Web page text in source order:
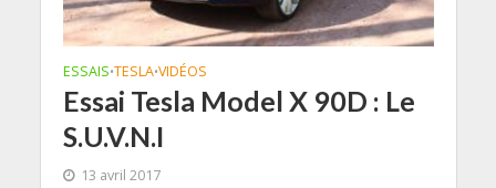
ESSAIS•TESLA•VIDÉOS
Essai Tesla Model X 90D : Le
S.U.V.N.I
13 avril 2017